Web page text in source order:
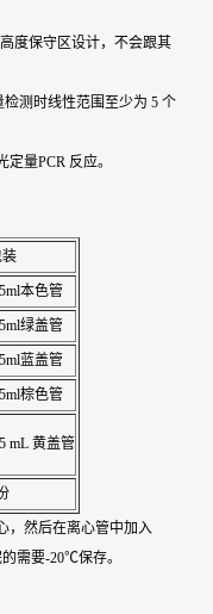
度保守区设计，不会跟其
测时线性范围至少为 5 个
量PCR 反应。
本色管
绿盖管
蓝盖管
棕色管
mL 黄盖管
，然后在离心管中加入
需要-20℃保存。